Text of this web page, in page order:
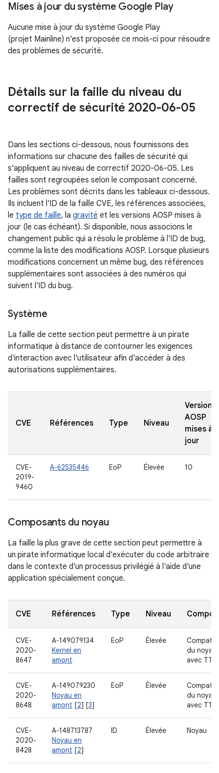
Mises à jour du système Google Play
Aucune mise à jour du système Google Play
(projet Mainline) n'est proposée ce mois-ci pour résoudre
des problèmes de sécurité.
Détails sur la faille du niveau du
correctif de sécurité 2020-06-05
Dans les sections ci-dessous, nous fournissons des
informations sur chacune des failles de sécurité qui
s'appliquent au niveau de correctif 2020-06-05. Les
failles sont regroupées selon le composant concerné.
Les problèmes sont décrits dans les tableaux ci-dessous.
Ils incluent l'ID de la faille CVE, les références associées,
le type de faille, la gravité et les versions AOSP mises à
jour (le cas échéant). Si disponible, nous associons le
changement public qui a résolu le problème à l'ID de bug,
comme la liste des modifications AOSP. Lorsque plusieurs
modifications concernent un même bug, des références
supplémentaires sont associées à des numéros qui
suivent l'ID du bug.
Système
La faille de cette section peut permettre à un pirate
informatique à distance de contourner les exigences
d'interaction avec l'utilisateur afin d'accéder à des
autorisations supplémentaires.
CVE Références Type Niveau
Versions
AOSP
mises à
jour
CVE-
2019-
9460
A-62535446 EoP Élevée 10
Composants du noyau
La faille la plus grave de cette section peut permettre à
un pirate informatique local d'exécuter du code arbitraire
dans le contexte d'un processus privilégié à l'aide d'une
application spécialement conçue.
CVE Références Type Niveau
CVE-
2020-
8647
A-149079134
Kernel en
amont
EoP Élevée
du noyau
avec TTY
CVE-
2020-
8648
A-149079230
Noyau en
amont [2] [3]
EoP Élevée
du noyau
avec TTY
CVE-
2020-
8428
A-148713787
Noyau en
amont [2]
ID Élevée Noyau